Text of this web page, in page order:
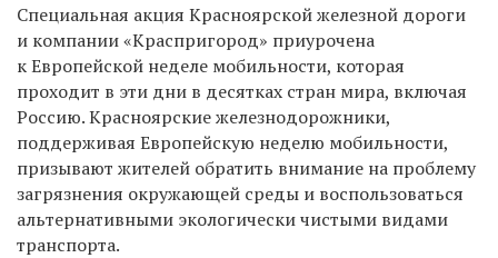
Специальная акция Красноярской железной дороги
и компании «Краспригород» приурочена
к Европейской неделе мобильности, которая
проходит в эти дни в десятках стран мира, включая
Россию. Красноярские железнодорожники,
поддерживая Европейскую неделю мобильности,
призывают жителей обратить внимание на проблему
загрязнения окружающей среды и воспользоваться
альтернативными экологически чистыми видами
транспорта.